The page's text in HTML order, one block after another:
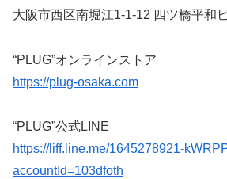
大阪市西区南堀江1-1-12 四ツ橋平和
“PLUG”オンラインストア
https://plug-osaka.com
“PLUG”公式LINE
https://liff.line.me/1645278921-
accountId=103dfoth